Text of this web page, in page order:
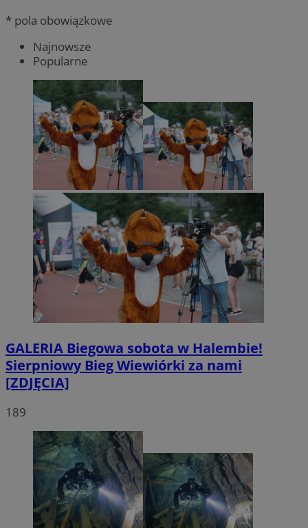
* pola obowiązkowe
Najnowsze
Popularne
GALERIA Biegowa sobota w Halembie!
Sierpniowy Bieg Wiewiórki za nami
[ZDJĘCIA]
189